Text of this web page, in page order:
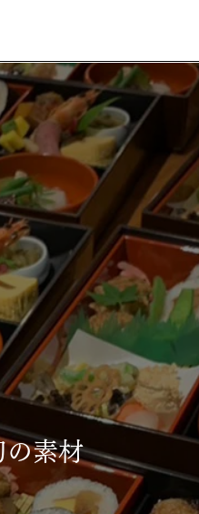
の素材